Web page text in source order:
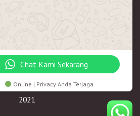
Oleh NAILAMASSAGEKU.COM
2021
Chat Kami Sekarang
Online | Privacy Anda Terjaga